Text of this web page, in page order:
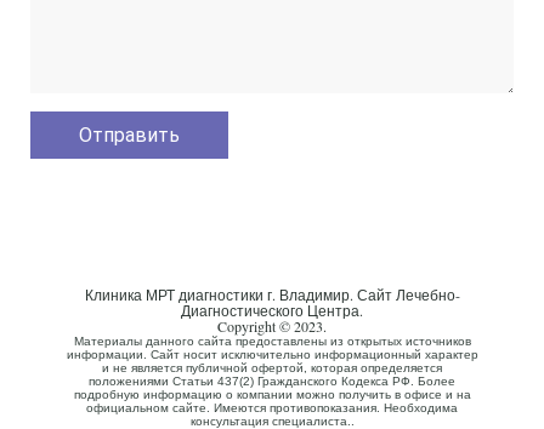
Клиника МРТ диагностики г. Владимир. Сайт Лечебно-
Диагностического Центра.
Copyright © 2023.
Материалы данного сайта предоставлены из открытых источников
информации. Сайт носит исключительно информационный характер
и не является публичной офертой, которая определяется
положениями Статьи 437(2) Гражданского Кодекса РФ. Более
подробную информацию о компании можно получить в офисе и на
официальном сайте. Имеются противопоказания. Необходима
консультация специалиста..